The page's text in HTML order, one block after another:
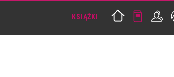
KSIĄŻKI